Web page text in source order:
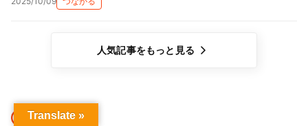
人気記事をもっと見る
注目の記事
Translate »